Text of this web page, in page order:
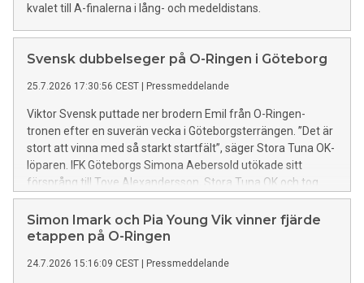
kvalet till A-finalerna i lång- och medeldistans.
Svensk dubbelseger på O-Ringen i Göteborg
25.7.2026 17:30:56 CEST | Pressmeddelande
Viktor Svensk puttade ner brodern Emil från O-Ringen-
tronen efter en suverän vecka i Göteborgsterrängen. ”Det är
stort att vinna med så starkt startfält”, säger Stora Tuna OK-
löparen. IFK Göteborgs Simona Aebersold utökade sitt
försprång till Tove Alexandersson, Stora Tuna OK och tog
hem sin andra raka O-Ringen-seger.
Simon Imark och Pia Young Vik vinner fjärde
etappen på O-Ringen
24.7.2026 15:16:09 CEST | Pressmeddelande